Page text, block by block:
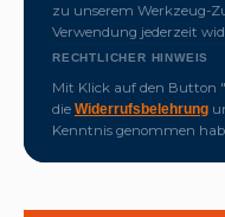
zu unserem Werkzeug-
Verwendung jederzeit
RECHTLICHER HINWEIS
Mit Klick auf den Button
die Widerrufsbelehrung
Kenntnis genommen